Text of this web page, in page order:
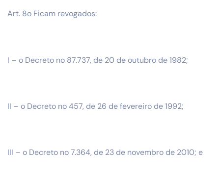
Art. 8o Ficam revogados:
I – o Decreto no 87.737, de 20 de outubro de 1982;
II – o Decreto no 457, de 26 de fevereiro de 1992;
III – o Decreto no 7.364, de 23 de novembro de 2010; e